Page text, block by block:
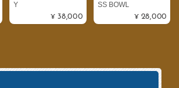
Y
¥38,000
SS BOWL
¥28,000